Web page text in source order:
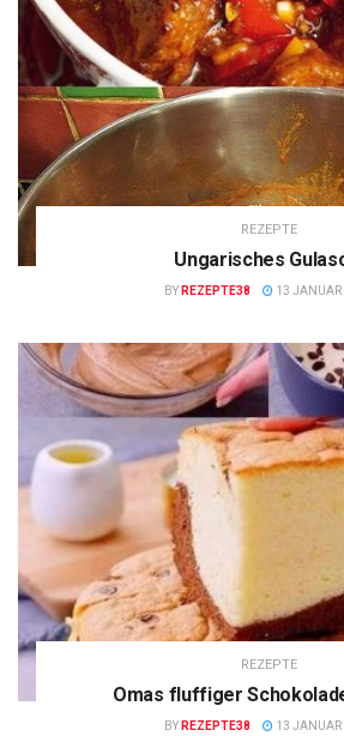
REZEPTE
Ungarisches
BY REZEPTE38 13 JANUAR
REZEPTE
Omas fluffiger
BY REZEPTE38 13 JANUAR